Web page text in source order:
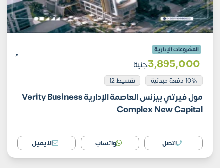
المشروعات الإدارية
3٬895٬000جنية
10% دفعة مبدئية تقسيط 12
مول فيرتي بيزنس العاصمة الإدارية Verity Business
Complex New Capital
اتصل واتساب الايميل